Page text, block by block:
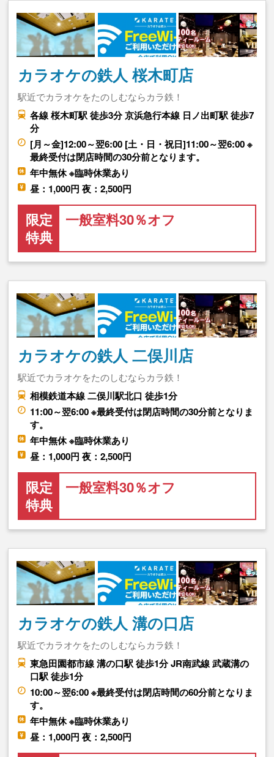
カラオケの鉄人 桜木町店
駅近でカラオケをたのしむならカラ鉄！
各線 桜木町駅 徒歩3分 京浜急行本線 日ノ出町駅 徒歩7
分
[月～金]12:00～翌6:00 [土・日・祝日]11:00～翌6:00 ※
最終受付は閉店時間の30分前となります。
年中無休 ※臨時休業あり
昼：1,000円 夜：2,500円
限定
特典
一般室料30％オフ
カラオケの鉄人 二俣川店
駅近でカラオケをたのしむならカラ鉄！
相模鉄道本線 二俣川駅北口 徒歩1分
11:00～翌6:00 ※最終受付は閉店時間の30分前となりま
す。
年中無休 ※臨時休業あり
昼：1,000円 夜：2,500円
限定
特典
一般室料30％オフ
カラオケの鉄人 溝の口店
駅近でカラオケをたのしむならカラ鉄！
東急田園都市線 溝の口駅 徒歩1分 JR南武線 武蔵溝の
口駅 徒歩1分
10:00～翌6:00 ※最終受付は閉店時間の60分前となりま
す。
年中無休 ※臨時休業あり
昼：1,000円 夜：2,500円